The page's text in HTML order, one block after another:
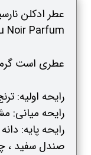
عطر ادکلن
Noir Parfum
عطری است
رایحه اولیه:
رایحه میانی:
رایحه پایه:
صندل سفید ،